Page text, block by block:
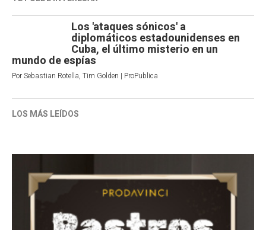
Los 'ataques sónicos' a
diplomáticos estadounidenses en
Cuba, el último misterio en un
mundo de espías
PorSebastian Rotella, Tim Golden | ProPublica
LOS MÁS LEÍDOS